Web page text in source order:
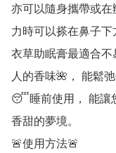
亦可以隨身攜帶或
力時可以搽在鼻子
衣草助眠膏最適合不
人的香味🌺， 能鬆
😴睡前使用， 能讓
香甜的夢境。
🚨使用方法🚨